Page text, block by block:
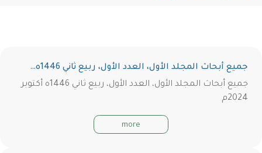
جميع أبحاث المجلد الأول، العدد الأول، ربيع ثاني 1446ه…
جميع أبحاث المجلد الأول، العدد الأول، ربيع ثاني 1446ه أكتوبر
2024م
more